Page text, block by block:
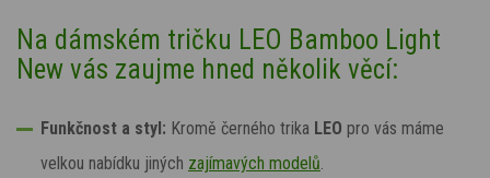
Na dámském tričku LEO Bamboo Light
New vás zaujme hned několik věcí:
Funkčnost a styl: Kromě černého trika LEO pro vás máme
velkou nabídku jiných zajímavých modelů